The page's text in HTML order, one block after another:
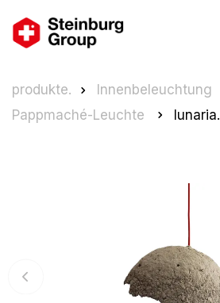
produkte.
Innenbeleuchtung
Pappmaché-Leuchte
lunaria.